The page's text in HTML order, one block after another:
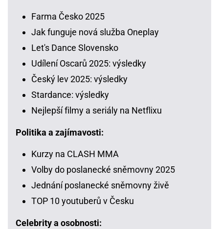
Farma Česko 2025
Jak funguje nová služba Oneplay
Let's Dance Slovensko
Udílení Oscarů 2025: výsledky
Český lev 2025: výsledky
Stardance: výsledky
Nejlepší filmy a seriály na Netflixu
Politika a zajímavosti:
Kurzy na CLASH MMA
Volby do poslanecké sněmovny 2025
Jednání poslanecké sněmovny živě
TOP 10 youtuberů v Česku
Celebrity a osobnosti: